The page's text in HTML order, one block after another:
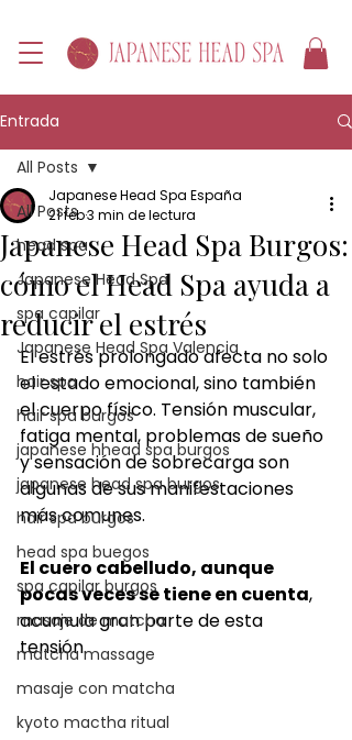
Entrada
All Posts
head spa
Japanese Head Spa
spa capilar
Japanese Head Spa Valencia
hair spa
hair spa burgos
japanese hhead spa burgos
japanese head spa burgos
hair spa burgos
head spa buegos
spa capilar burgos
masaje de matcha
matcha massage
masaje con matcha
kyoto mactha ritual
All Posts
Japanese Head Spa Burgos:
cómo el Head Spa ayuda a
reducir el estrés
Japanese Head Spa España
21 feb3 min de lectura
El estrés prolongado afecta no solo
el estado emocional, sino también
el cuerpo físico. Tensión muscular,
fatiga mental, problemas de sueño
y sensación de sobrecarga son
algunas de sus manifestaciones
más comunes.
El cuero cabelludo, aunque
pocas veces se tiene en cuenta,
acumula gran parte de esta
tensión.